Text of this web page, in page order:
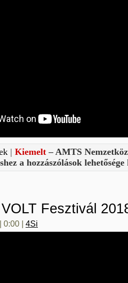
| Kiemelt – AMTS
a hozzászólások
Fesztivál
0:00 | 4Si